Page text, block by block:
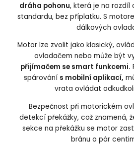
dráha pohonu, která je na rozdíl
standardu, bez příplatku. S
dálkových
Motor lze zvolit jako klasický,
ovladačem nebo může být
přijímačem se smart funkcemi.
spárování s mobilní aplikací,
vrata ovládat
Bezpečnost při motorickém
detekcí překážky, což znamená,
sekce na překážku se motor
bránu o pár